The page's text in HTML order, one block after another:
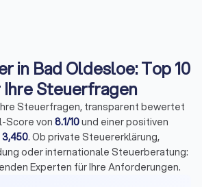
in Bad Oldesloe: Top 10
Steuerfragen
Steuerfragen, transparent bewertet
Score von 8.1/10und einer positiven
3,450. Ob private Steuererklärung,
oder internationale Steuerberatung:
Experten für Ihre Anforderungen.